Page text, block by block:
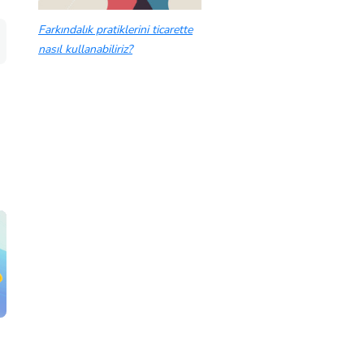
Farkındalık pratiklerini ticarette
nasıl kullanabiliriz?